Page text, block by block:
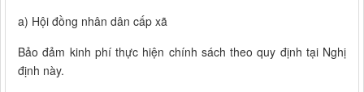
a) Hội đồng nhân dân cấp xã
Bảo đảm kinh phí thực hiện chính sách theo quy định tại Nghị
định này.